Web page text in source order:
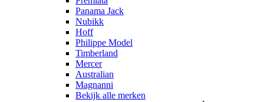
Panama Jack
Nubikk
Hoff
Philippe Model
Timberland
Mercer
Australian
Magnanni
Bekijk alle merken